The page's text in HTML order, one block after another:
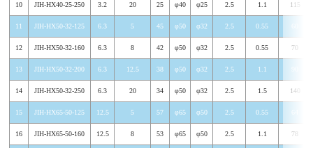
10 JIH-HX40-25-250 3.2 20 25 φ40 φ25 2.5 1.1 115
11 JIH-HX50-32-125 6.3 5 45 φ50 φ32 2.5 0.55
12 JIH-HX50-32-160 6.3 8 42 φ50 φ32 2.5 0.55 70
13 JIH-HX50-32-200 6.3 12.5 38 φ50 φ32 2.5 1.1
14 JIH-HX50-32-250 6.3 20 34 φ50 φ32 2.5 1.5 140
15 JIH-HX65-50-125 12.5 5 57 φ65 φ50 2.5 0.55
16 JIH-HX65-50-160 12.5 8 53 φ65 φ50 2.5 1.1 78